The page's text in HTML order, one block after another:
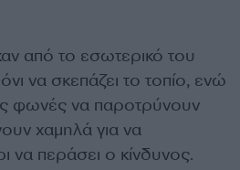
από το εσωτερικό του
να σκεπάζει το τοπίο, ενώ
φωνές να παροτρύνουν
χαμηλά για να
να περάσει ο κίνδυνος.